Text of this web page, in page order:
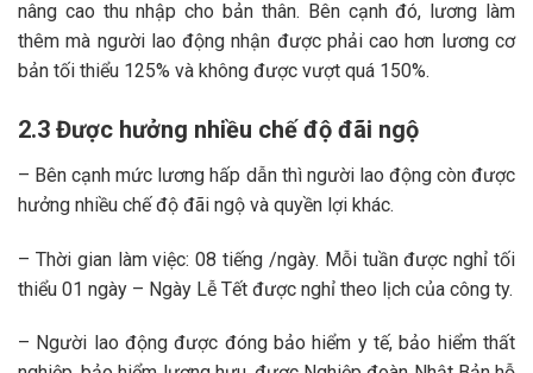
nâng cao thu nhập cho bản thân. Bên cạnh đó, lương làm
thêm mà người lao động nhận được phải cao hơn lương cơ
bản tối thiểu 125% và không được vượt quá 150%.
2.3 Được hưởng nhiều chế độ đãi ngộ
– Bên cạnh mức lương hấp dẫn thì người lao động còn được
hưởng nhiều chế độ đãi ngộ và quyền lợi khác.
– Thời gian làm việc: 08 tiếng /ngày. Mỗi tuần được nghỉ tối
thiểu 01 ngày – Ngày Lễ Tết được nghỉ theo lịch của công ty.
– Người lao động được đóng bảo hiểm y tế, bảo hiểm thất